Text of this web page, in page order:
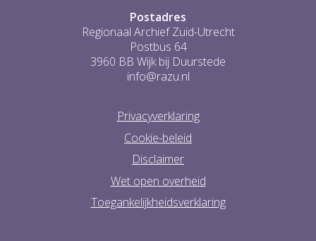
Postadres
Regionaal Archief Zuid-Utrecht
Postbus 64
3960 BB Wijk bij Duurstede
info@razu.nl
Privacyverklaring
Cookie-beleid
Disclaimer
Wet open overheid
Toegankelijkheidsverklaring